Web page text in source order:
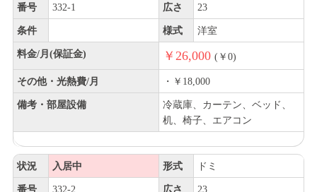
番号 332-1 広さ 23
条件 様式 洋室
料金/月(保証金) ￥26,000 (￥0)
その他・光熱費/月 ・￥18,000
備考・部屋設備
冷蔵庫、カーテン、ベッド、
机、椅子、エアコン
状況 入居中 形式 ドミ
番号 332-2 広さ 23